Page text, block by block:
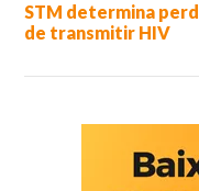
STM determina
de transmitir HIV